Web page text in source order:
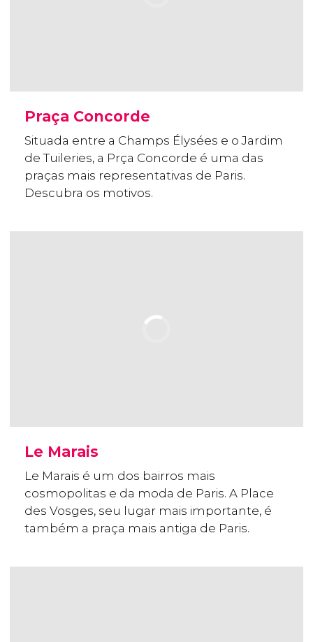
Praça Concorde
Situada entre a Champs Élysées e o Jardim
de Tuileries, a Prça Concorde é uma das
praças mais representativas de Paris.
Descubra os motivos.
Le Marais
Le Marais é um dos bairros mais
cosmopolitas e da moda de Paris. A Place
des Vosges, seu lugar mais importante, é
também a praça mais antiga de Paris.